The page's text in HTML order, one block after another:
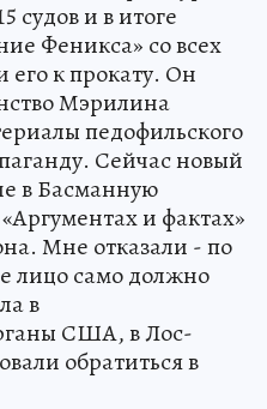
судов и в итоге
Феникса» со всех
его к прокату. Он
Мэрилина
педофильского
Сейчас новый
в Басманную
и фактах»
Мне отказали - по
лицо само должно
в
США, в Лос-
обратиться в